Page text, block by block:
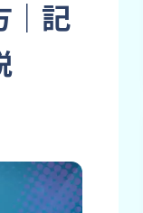
貸クラウド
｜記